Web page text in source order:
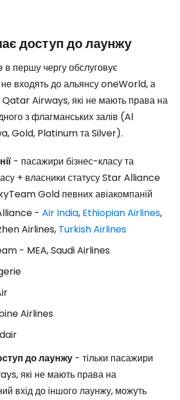
доступ до лаунжу
першу чергу обслуговує
не входять до альянсу oneWorld, а
Qatar Airways, які не мають права на
з флагманських залів (Al
Gold, Platinum та Silver).
- пасажири бізнес-класу та
+ власники статусу Star Alliance
Gold певних авіакомпаній
- Air India, Ethiopian Airlines,
Airlines, Turkish Airlines
- MEA, Saudi Airlines
Airlines
до лаунжу - тільки пасажири
які не мають права на
вхід до іншого лаунжу, можуть